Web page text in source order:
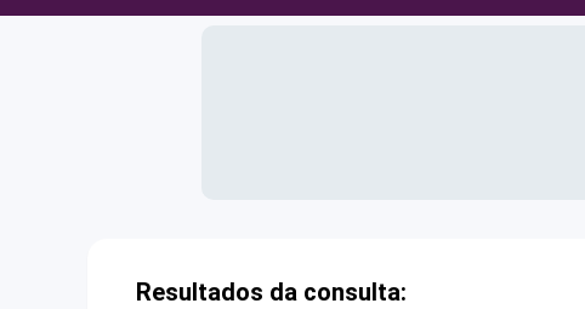
Resultados da consulta: